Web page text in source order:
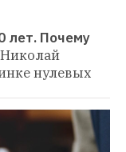
лет. Почему
Николай
нулевых